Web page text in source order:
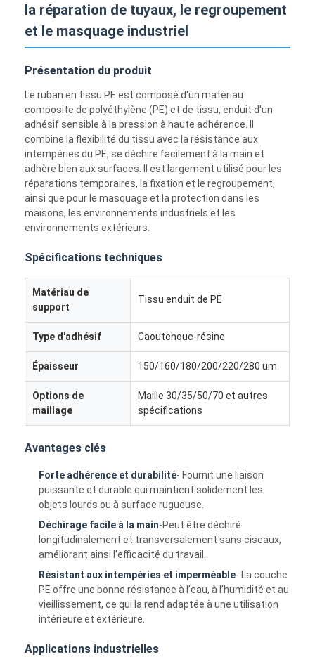
Maison
Produits
la réparation de tuyaux, le regroupement
et le masquage industriel
Présentation du produit
Le ruban en tissu PE est composé d'un matériau
composite de polyéthylène (PE) et de tissu, enduit d'un
adhésif sensible à la pression à haute adhérence. Il
combine la flexibilité du tissu avec la résistance aux
intempéries du PE, se déchire facilement à la main et
adhère bien aux surfaces. Il est largement utilisé pour les
réparations temporaires, la fixation et le regroupement,
ainsi que pour le masquage et la protection dans les
maisons, les environnements industriels et les
environnements extérieurs.
Spécifications techniques
Matériau de
support
Tissu enduit de PE
Type d'adhésif Caoutchouc-résine
Épaisseur 150/160/180/200/220/280 um
Options de
maillage
Maille 30/35/50/70 et autres
spécifications
Avantages clés
Forte adhérence et durabilité- Fournit une liaison
puissante et durable qui maintient solidement les
objets lourds ou à surface rugueuse.
Déchirage facile à la main-Peut être déchiré
longitudinalement et transversalement sans ciseaux,
améliorant ainsi l'efficacité du travail.
Résistant aux intempéries et imperméable- La couche
PE offre une bonne résistance à l’eau, à l’humidité et au
vieillissement, ce qui la rend adaptée à une utilisation
intérieure et extérieure.
Applications industrielles